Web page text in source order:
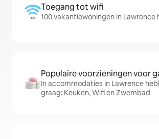
Toegang tot wifi
100 vakantiewoningen in Lawrence
Populaire voorzieningen voor
In accommodaties in Lawrence
graag: Keuken, Wifi en Zwembad